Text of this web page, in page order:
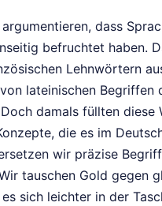
dass
befruchtet haben.
Lehnwörtern
lateinischen Begriffen
damals füllten diese
die es im
wir präzise
tauschen Gold gegen
sich leichter in der